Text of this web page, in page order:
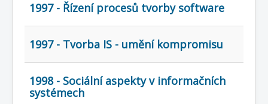
1997 - Řízení procesů tvorby software
1997 - Tvorba IS - umění kompromisu
1998 - Sociální aspekty v informačních
systémech